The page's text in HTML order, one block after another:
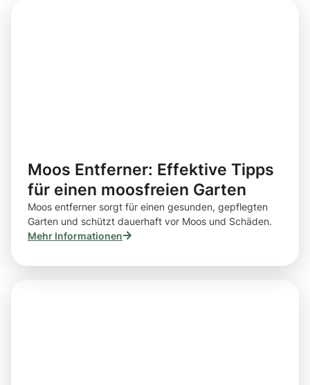
Moos Entferner: Effektive Tipps
für einen moosfreien Garten
Moos entferner sorgt für einen gesunden, gepflegten
Garten und schützt dauerhaft vor Moos und Schäden.
Mehr Informationen